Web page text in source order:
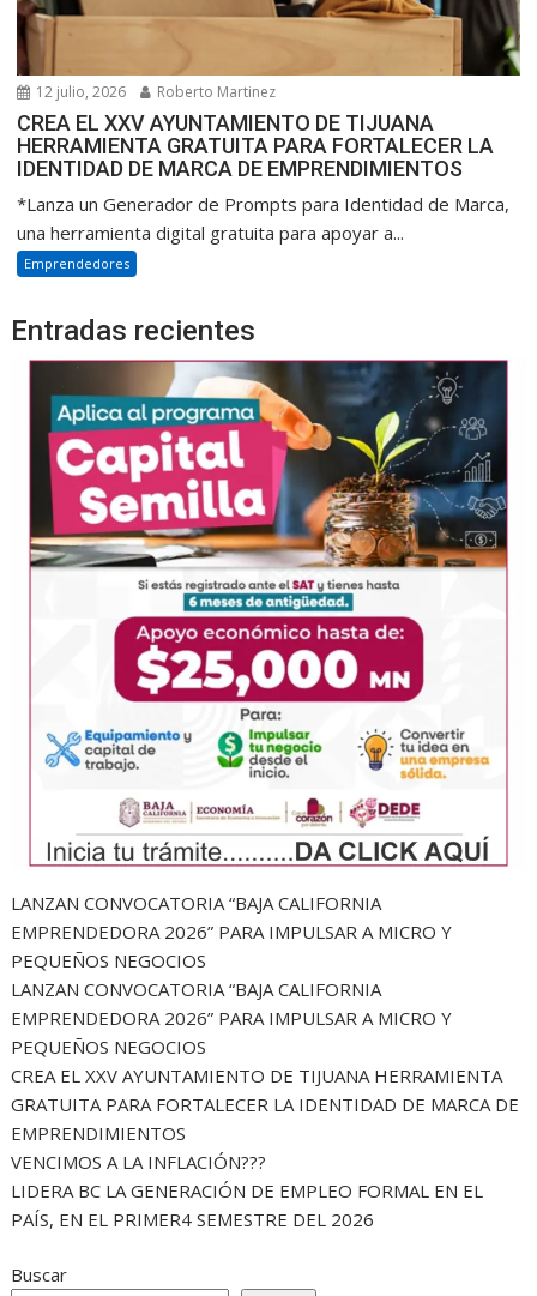
12 julio, 2026 Roberto Martinez
CREA EL XXV AYUNTAMIENTO DE TIJUANA
HERRAMIENTA GRATUITA PARA FORTALECER LA
IDENTIDAD DE MARCA DE EMPRENDIMIENTOS
*Lanza un Generador de Prompts para Identidad de Marca,
una herramienta digital gratuita para apoyar a...
Emprendedores
Entradas recientes
LANZAN CONVOCATORIA “BAJA CALIFORNIA
EMPRENDEDORA 2026” PARA IMPULSAR A MICRO Y
PEQUEÑOS NEGOCIOS
LANZAN CONVOCATORIA “BAJA CALIFORNIA
EMPRENDEDORA 2026” PARA IMPULSAR A MICRO Y
PEQUEÑOS NEGOCIOS
CREA EL XXV AYUNTAMIENTO DE TIJUANA HERRAMIENTA
GRATUITA PARA FORTALECER LA IDENTIDAD DE MARCA DE
EMPRENDIMIENTOS
VENCIMOS A LA INFLACIÓN???
LIDERA BC LA GENERACIÓN DE EMPLEO FORMAL EN EL
PAÍS, EN EL PRIMER4 SEMESTRE DEL 2026
Buscar